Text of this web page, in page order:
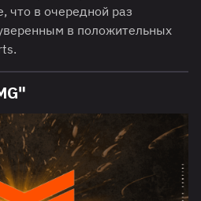
что в очередной раз
в положительных